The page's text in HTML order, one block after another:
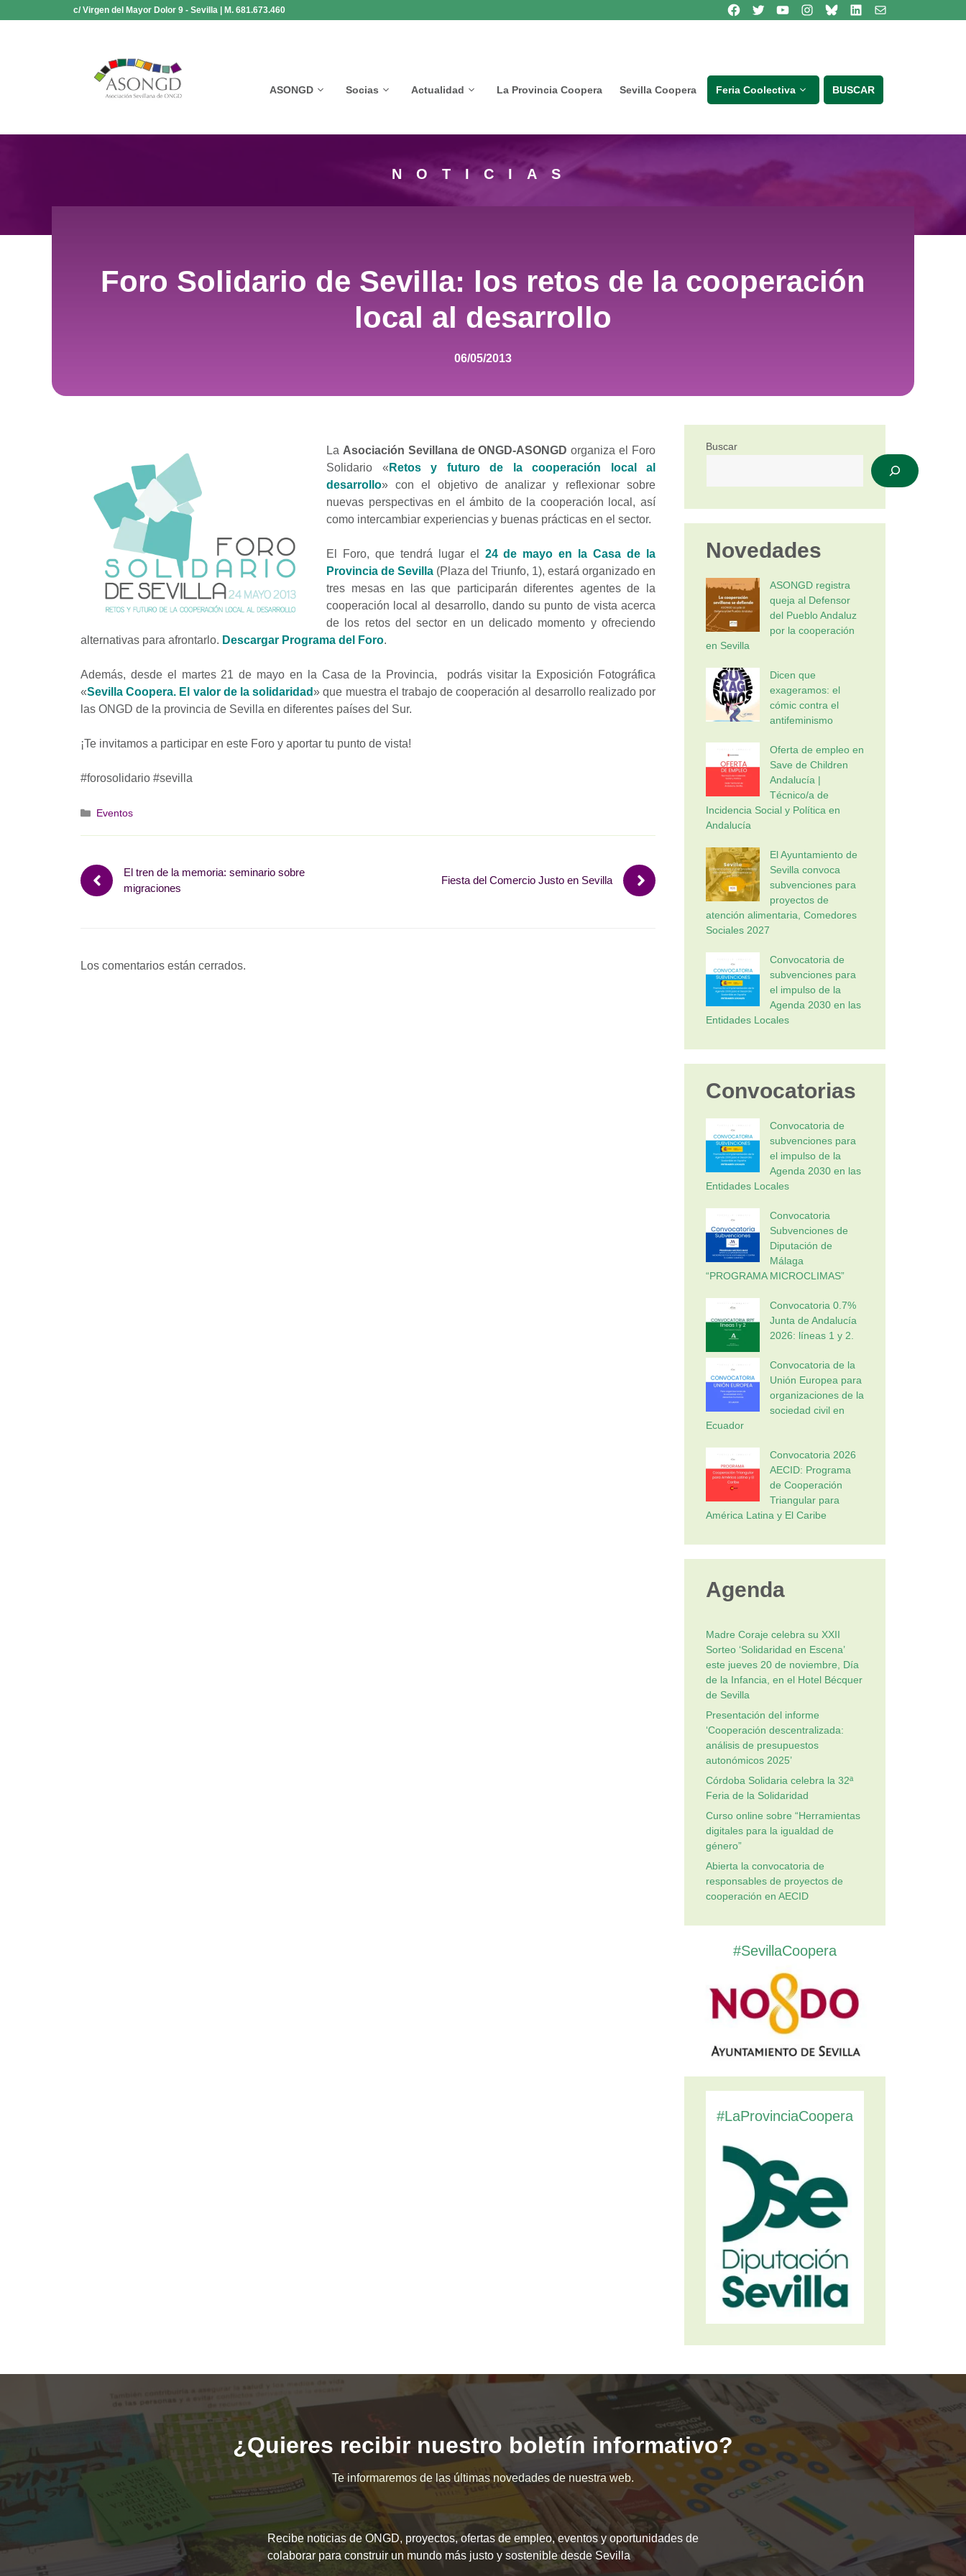
c/ Virgen del Mayor Dolor 9 - Sevilla | M. 681.673.460 Síguenos en Facebook
Síguenos en TwitterSíguenos en Youtube
Síguenos en Instagram
Bluesky
Síguenos en Linkedincontacto
ASONGD Socias Actualidad La Provincia Coopera Sevilla Coopera Feria Coolectiva BUSCAR
NOTICIAS
Foro Solidario de Sevilla: los retos de la cooperación
local al desarrollo
06/05/2013
La Asociación Sevillana de ONGD-ASONGD organiza el Foro
Solidario « Retos y futuro de la cooperación local al
desarrollo» con el objetivo de analizar y reflexionar sobre
nuevas perspectivas en el ámbito de la cooperación local, así
como intercambiar experiencias y buenas prácticas en el sector.
El Foro, que tendrá lugar el 24 de mayo en la Casa de la
Provincia de Sevilla (Plaza del Triunfo, 1), estará organizado en
tres mesas en las que participarán diferentes agentes de la
cooperación local al desarrollo, dando su punto de vista acerca
de los retos del sector en un delicado momento y ofreciendo
alternativas para afrontarlo. Descargar Programa del Foro.
Además, desde el martes 21 de mayo en la Casa de la Provincia, podrás visitar la Exposición Fotográfica
«Sevilla Coopera. El valor de la solidaridad» que muestra el trabajo de cooperación al desarrollo realizado por
las ONGD de la provincia de Sevilla en diferentes países del Sur.
¡Te invitamos a participar en este Foro y aportar tu punto de vista!
#forosolidario #sevilla
Categorías
Eventos
El tren de la memoria: seminario sobre
migraciones
Fiesta del Comercio Justo en Sevilla
Los comentarios están cerrados.
Buscar
Novedades
ASONGD registra
queja al Defensor
del Pueblo Andaluz
por la cooperación
en Sevilla
Dicen que
exageramos: el
cómic contra el
antifeminismo
Oferta de empleo en
Save de Children
Andalucía |
Técnico/a de
Incidencia Social y Política en
Andalucía
El Ayuntamiento de
Sevilla convoca
subvenciones para
proyectos de
atención alimentaria, Comedores
Sociales 2027
Convocatoria de
subvenciones para
el impulso de la
Agenda 2030 en las
Entidades Locales
Convocatorias
Convocatoria de
subvenciones para
el impulso de la
Agenda 2030 en las
Entidades Locales
Convocatoria
Subvenciones de
Diputación de
Málaga
“PROGRAMA MICROCLIMAS”
Convocatoria 0.7%
Junta de Andalucía
2026: líneas 1 y 2.
Convocatoria de la
Unión Europea para
organizaciones de la
sociedad civil en
Ecuador
Convocatoria 2026
AECID: Programa
de Cooperación
Triangular para
América Latina y El Caribe
Agenda
Madre Coraje celebra su XXII
Sorteo ‘Solidaridad en Escena’
este jueves 20 de noviembre, Día
de la Infancia, en el Hotel Bécquer
de Sevilla
Presentación del informe
‘Cooperación descentralizada:
análisis de presupuestos
autonómicos 2025’
Córdoba Solidaria celebra la 32ª
Feria de la Solidaridad
Curso online sobre “Herramientas
digitales para la igualdad de
género”
Abierta la convocatoria de
responsables de proyectos de
cooperación en AECID
#SevillaCoopera
#LaProvinciaCoopera
¿Quieres recibir nuestro boletín informativo?
Te informaremos de las últimas novedades de nuestra web.
Recibe noticias de ONGD, proyectos, ofertas de empleo, eventos y oportunidades de
colaborar para construir un mundo más justo y sostenible desde Sevilla